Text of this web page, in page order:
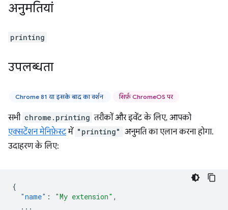
अनुमतियां
printing
उपलब्धता
Chrome 81 या इसके बाद का वर्शन सिर्फ़ ChromeOS पर
सभी chrome.printing तरीकों और इवेंट के लिए, आपको
एक्सटेंशन मेनिफ़ेस्टमें "printing" अनुमति का एलान करना होगा.
उदाहरण के लिए:
{
"name" : "My extension" ,
...